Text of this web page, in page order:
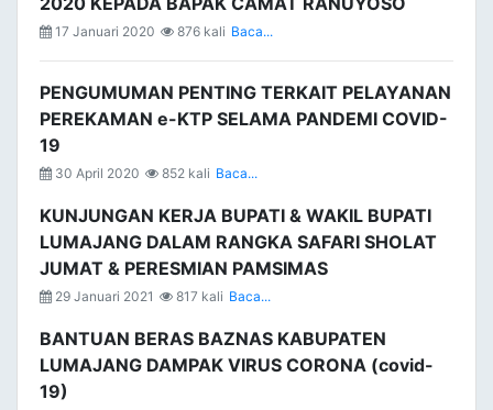
17 Januari 2020 876 kali Baca...
PENGUMUMAN PENTING TERKAIT PELAYANAN
PEREKAMAN e-KTP SELAMA PANDEMI COVID-
19
30 April 2020 852 kali Baca...
KUNJUNGAN KERJA BUPATI & WAKIL BUPATI
LUMAJANG DALAM RANGKA SAFARI SHOLAT
JUMAT & PERESMIAN PAMSIMAS
29 Januari 2021 817 kali Baca...
BANTUAN BERAS BAZNAS KABUPATEN
LUMAJANG DAMPAK VIRUS CORONA (covid-
19)